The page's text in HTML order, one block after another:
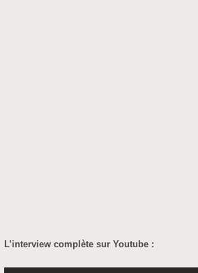
L’interview complète sur Youtube :